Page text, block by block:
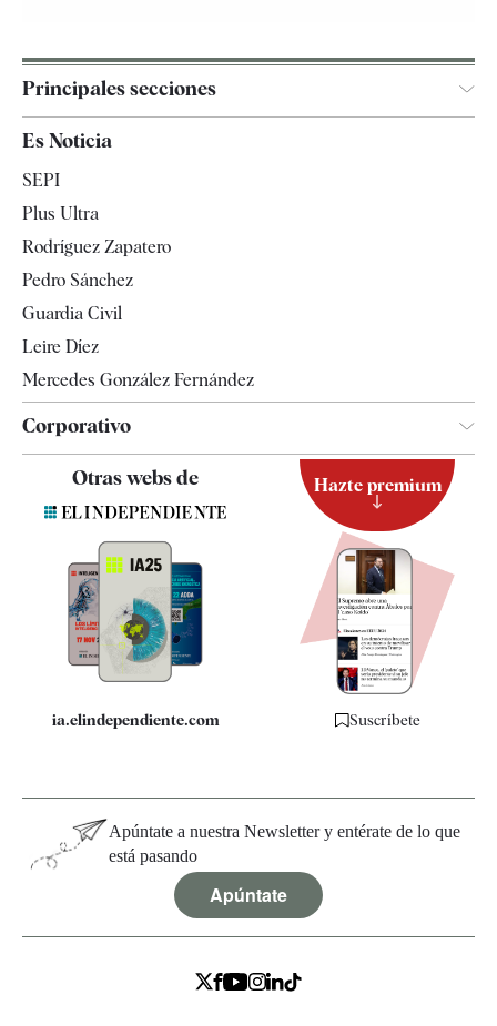
Principales secciones
España
Televisión
Es Noticia
SEPI
Plus Ultra
Rodríguez Zapatero
Pedro Sánchez
Guardia Civil
Leire Díez
Mercedes González Fernández
Corporativo
Contacto
Quiénes somos
Especificaciones
Otras webs de
ia.elindependiente.com
Hazte premium
Suscríbete
Apúntate a nuestra Newsletter y entérate de lo que
está pasando
Apúntate